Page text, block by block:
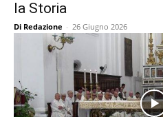
la Storia
Di Redazione - 26 Giugno 2026